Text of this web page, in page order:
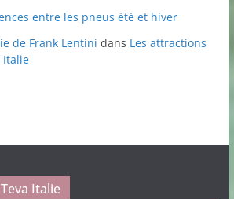
entre les pneus été et hiver
de Frank Lentini dans Les attractions
Italie
Italie